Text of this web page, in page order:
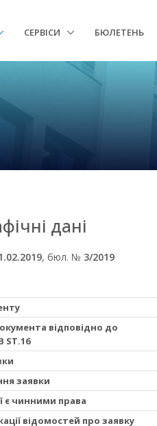
СЕРВІСИ БЮЛЕТЕНЬ
дані
, бюл. № 3/2019
відповідно до
ST.16
заявки
є чинними права
відомостей про заявку